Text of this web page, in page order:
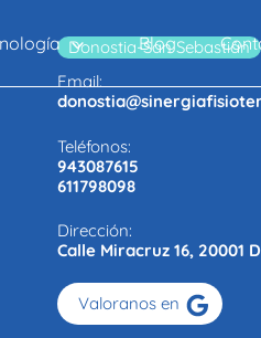
Blog
Donostia-San Sebastián
Email:
Teléfonos:
943087615
611798098
Dirección:
Calle Miracruz 16, 20001
Valoranos en